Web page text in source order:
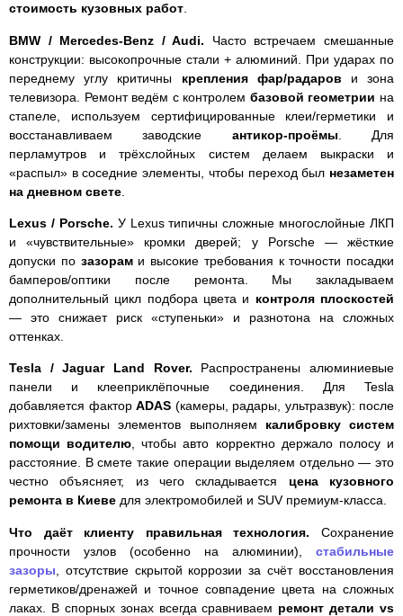
стоимость кузовных работ.
BMW / Mercedes-Benz / Audi. Часто встречаем смешанные
конструкции: высокопрочные стали + алюминий. При ударах по
переднему углу критичны крепления фар/радаров и зона
телевизора. Ремонт ведём с контролем базовой геометрии на
стапеле, используем сертифицированные клеи/герметики и
восстанавливаем заводские антикор-проёмы . Для
перламутров и трёхслойных систем делаем выкраски и
«распыл» в соседние элементы, чтобы переход был незаметен
на дневном свете
Lexus / Porsche. У Lexus типичны сложные многослойные ЛКП
и «чувствительные» кромки дверей; у Porsche — жёсткие
допуски по зазорами высокие требования к точности посадки
бамперов/оптики после ремонта. Мы закладываем
дополнительный цикл подбора цвета и контроля плоскостей
— это снижает риск «ступеньки» и разнотона на сложных
оттенках.
Tesla / Jaguar Land Rover. Распространены алюминиевые
панели и клееприклёпочные соединения. Для Tesla
добавляется фактор ADAS (камеры, радары, ультразвук): после
рихтовки/замены элементов выполняем калибровку систем
помощи водителю, чтобы авто корректно держало полосу и
расстояние. В смете такие операции выделяем отдельно — это
честно объясняет, из чего складывается цена кузовного
ремонта в Киеве для электромобилей и SUV премиум-класса.
Что даёт клиенту правильная технология. Сохранение
прочности узлов (особенно на алюминии), стабильные
зазоры , отсутствие скрытой коррозии за счёт восстановления
герметиков/дренажей и точное совпадение цвета на сложных
лаках. В спорных зонах всегда сравниваем ремонт детали vs